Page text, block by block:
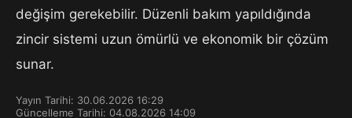
değişim gerekebilir. Düzenli bakım yapıldığında
zincir sistemi uzun ömürlü ve ekonomik bir çözüm
sunar.
Yayın Tarihi: 30.06.2026 16:29
Güncelleme Tarihi: 04.08.2026 14:09